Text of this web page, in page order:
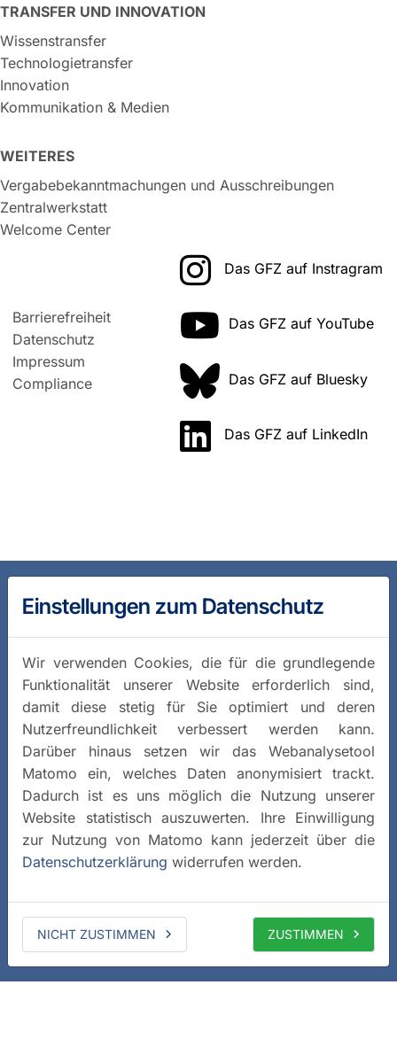
TRANSFER UND INNOVATION
Wissenstransfer
Technologietransfer
Innovation
Kommunikation & Medien
WEITERES
Vergabebekanntmachungen und Ausschreibungen
Zentralwerkstatt
Welcome Center
Barrierefreiheit
Datenschutz
Impressum
Compliance
Das GFZ auf Instragram
Das GFZ auf YouTube
Das GFZ auf Bluesky
Das GFZ auf LinkedIn
Einstellungen zum Datenschutz
Wir verwenden Cookies, die für die grundlegende
Funktionalität unserer Website erforderlich sind,
damit diese stetig für Sie optimiert und deren
Nutzerfreundlichkeit verbessert werden kann.
Darüber hinaus setzen wir das Webanalysetool
Matomo ein, welches Daten anonymisiert trackt.
Dadurch ist es uns möglich die Nutzung unserer
Website statistisch auszuwerten. Ihre Einwilligung
zur Nutzung von Matomo kann jederzeit über die
Datenschutzerklärung widerrufen werden.
NICHT ZUSTIMMEN ZUSTIMMEN